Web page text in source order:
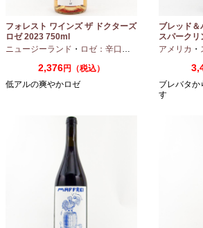
フォレスト ワインズ ザ ドクターズ
ロゼ 2023 750ml
ニュージーランド ・ ロゼ：辛口 ・ ピノノワール
2,376円（税込）
低アルの爽やかロゼ
ブレッド＆
スパークリ
ェ NV
アメリカ ・
ブレバタか
す